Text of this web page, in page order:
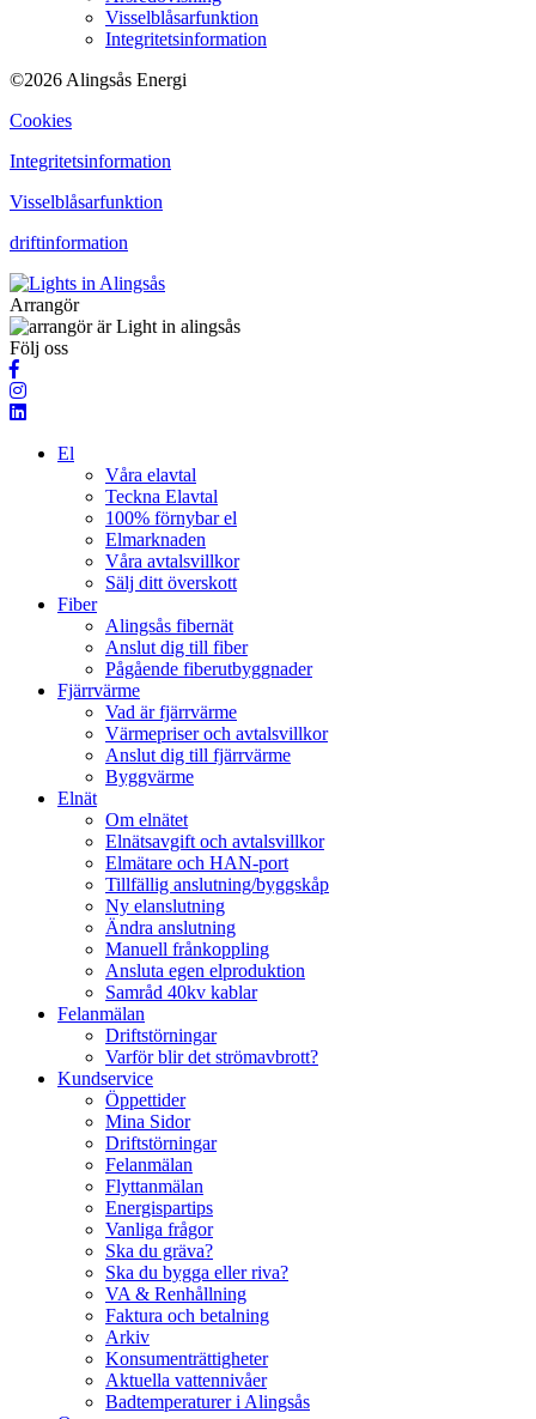
Visselblåsarfunktion
Integritetsinformation
©2026 Alingsås Energi
Cookies
Integritetsinformation
Visselblåsarfunktion
driftinformation
Arrangör
Följ oss
El
Våra elavtal
Teckna Elavtal
100% förnybar el
Elmarknaden
Våra avtalsvillkor
Sälj ditt överskott
Fiber
Alingsås fibernät
Anslut dig till fiber
Pågående fiberutbyggnader
Fjärrvärme
Vad är fjärrvärme
Värmepriser och avtalsvillkor
Anslut dig till fjärrvärme
Byggvärme
Elnät
Om elnätet
Elnätsavgift och avtalsvillkor
Elmätare och HAN-port
Tillfällig anslutning/byggskåp
Ny elanslutning
Ändra anslutning
Manuell frånkoppling
Ansluta egen elproduktion
Samråd 40kv kablar
Felanmälan
Driftstörningar
Varför blir det strömavbrott?
Kundservice
Öppettider
Mina Sidor
Driftstörningar
Felanmälan
Flyttanmälan
Energispartips
Vanliga frågor
Ska du gräva?
Ska du bygga eller riva?
VA & Renhållning
Faktura och betalning
Arkiv
Konsumenträttigheter
Aktuella vattennivåer
Badtemperaturer i Alingsås